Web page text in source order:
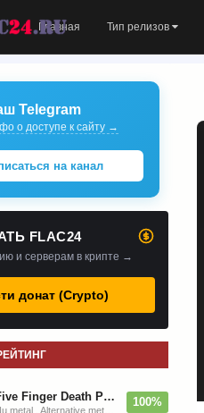
Главная Тип релизов
Telegram
о доступе к сайту →
на канал
FLAC24
и серверам в крипте →
донат (Crypto)
Five Finger Death Punch - Дискография (2008-2026) 100%